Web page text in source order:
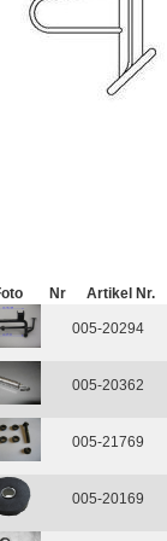
Nr Artikel Nr.
005-20294
005-20362
005-21769
005-20169